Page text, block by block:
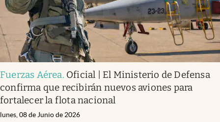
Fuerzas Aérea. Oficial | El Ministerio de Defensa
confirma que recibirán nuevos aviones para
fortalecer la flota nacional
lunes, 08 de Junio de 2026